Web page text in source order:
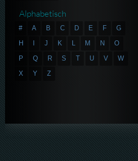
Alphabetisch
# A B C D E F
G
H
J K L M N
O
P
Q R S T U V
W
X
Y Z